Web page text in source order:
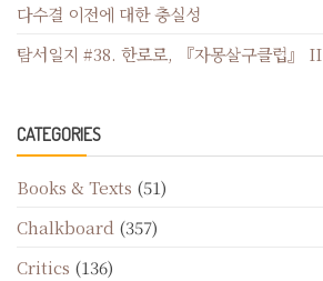
다수결 이전에 대한 충실성
탐서일지 #38. 한로로, 『자몽살구클럽』 II
CATEGORIES
Books & Texts (51)
Chalkboard (357)
Critics (136)